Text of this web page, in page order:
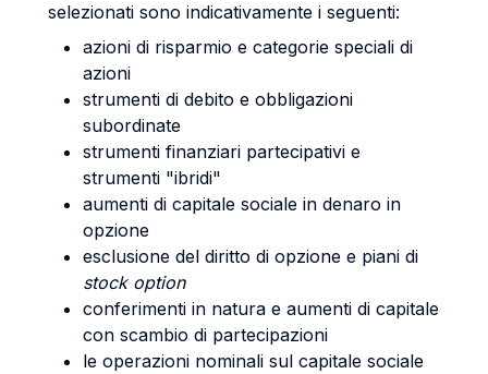
selezionati sono indicativamente i seguenti:
azioni di risparmio e categorie speciali di
azioni
strumenti di debito e obbligazioni
subordinate
strumenti finanziari partecipativi e
strumenti "ibridi"
aumenti di capitale sociale in denaro in
opzione
esclusione del diritto di opzione e piani di
stock option
conferimenti in natura e aumenti di capitale
con scambio di partecipazioni
le operazioni nominali sul capitale sociale